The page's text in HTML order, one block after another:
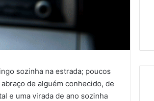
sozinha na estrada; poucos
de alguém conhecido, de
e uma virada de ano sozinha